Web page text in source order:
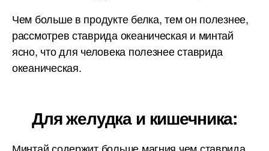
Чем больше в продукте белка, тем он полезнее,
рассмотрев ставрида океаническая и минтай
ясно, что для человека полезнее ставрида
океаническая.
Для желудка и кишечника: